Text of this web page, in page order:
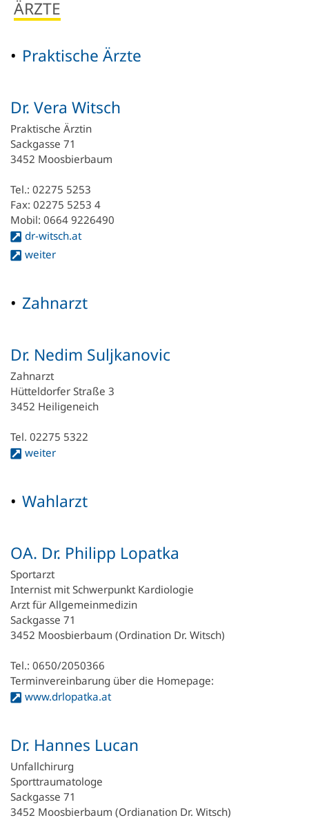
Newsletter
Einrichtungen
Standesamtsverband
Kultur.Region NÖ
Schubert Schloss Atzenbrugg
Geschichte
Vereine & Institutionen
Veranstaltungen
Sehenswertes
Gastronomie
Heurigen & Wein
Ferien-Aktiv-Programm 2026
Verkehrsanbindung
Nahversorgung
Karten und Lageplan
Daten & Fakten
ÄRZTE
Praktische Ärzte
Dr. Vera Witsch
Praktische Ärztin
Sackgasse 71
3452 Moosbierbaum
Tel.: 02275 5253
Fax: 02275 5253 4
Mobil: 0664 9226490
dr-witsch.at
weiter
Zahnarzt
Dr. Nedim Suljkanovic
Zahnarzt
Hütteldorfer Straße 3
3452 Heiligeneich
Tel. 02275 5322
weiter
Wahlarzt
OA. Dr. Philipp Lopatka
Sportarzt
Internist mit Schwerpunkt Kardiologie
Arzt für Allgemeinmedizin
Sackgasse 71
3452 Moosbierbaum (Ordination Dr. Witsch)
Tel.: 0650/2050366
Terminvereinbarung über die Homepage:
www.drlopatka.at
Dr. Hannes Lucan
Unfallchirurg
Sporttraumatologe
Sackgasse 71
3452 Moosbierbaum (Ordianation Dr. Witsch)